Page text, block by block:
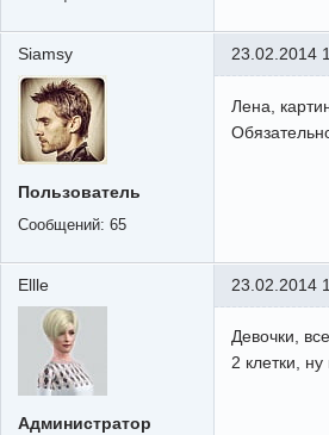
Siamsy
Пользователь
Сообщений: 65
23.02.2014
Лена,
Ellle
Администратор
23.02.2014
Девочки,
2 клетки,